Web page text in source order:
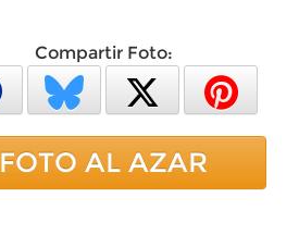
Compartir Foto:
FOTO AL AZAR